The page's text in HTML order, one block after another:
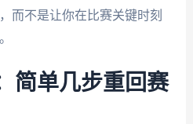
而不是让你在比赛关键时刻
简单几步重回赛